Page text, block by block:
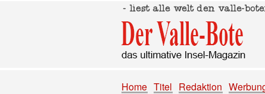
Home Titel Redaktion